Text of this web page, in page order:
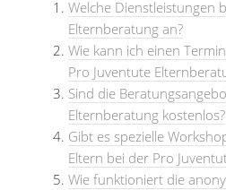
Welche Dienstleistungen
Elternberatung an?
Wie kann ich einen
Pro Juventute
Sind die
Elternberatung kostenlos?
Gibt es spezielle
Eltern bei der Pro
Wie funktioniert die